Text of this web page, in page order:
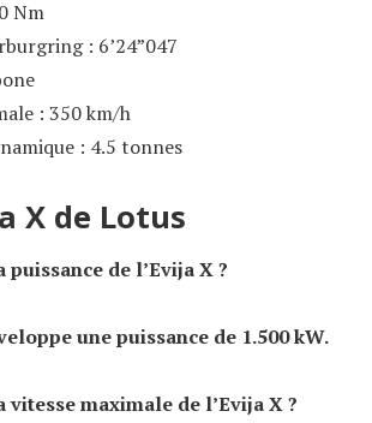
Nm
: 6’24”047
: 350 km/h
: 4.5 tonnes
X de Lotus
puissance de l’Evija X ?
une puissance de 1.500 kW.
vitesse maximale de l’Evija X ?